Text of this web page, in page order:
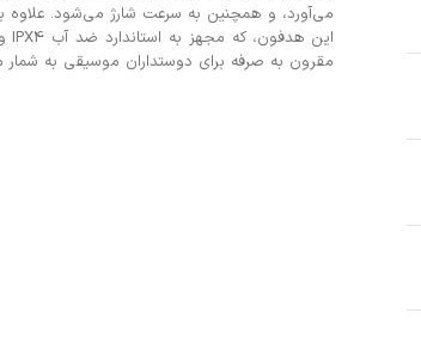
می‌آورد، و همچنین به سرعت شارژ می‌شود. علاوه
مقرون به صرفه برای دوستداران موسیقی به شمار